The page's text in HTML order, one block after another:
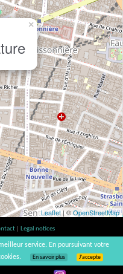
×
Leaflet| ©OpenStreetMap
Legal notices
in moderation | vinsnaturels |
service. En poursuivant votre
En savoir plus J’accepte